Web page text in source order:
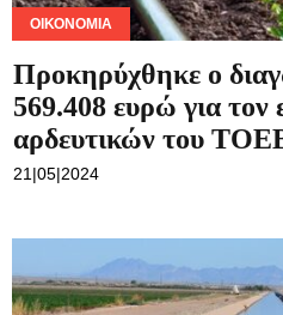
ΟΙΚΟΝΟΜΊΑ
Προκηρύχθηκε ο
569.408 ευρώ για τον
αρδευτικών του
21|05|2024